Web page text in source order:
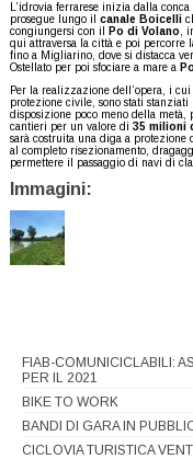
L’idrovia ferrarese inizia dalla conca
prosegue lungo il canale Boicelli
congiungersi con il
Po di Volano,
qui attraversa la città e poi percorre
fino a Migliarino, dove si distacca
Ostellato per poi sfociare a mare a
Per la realizzazione dell’opera, i
protezione civile, sono stati stanziati
disposizione poco meno della metà,
cantieri per un valore di 35 milioni
sarà costruita una diga a
al completo risezionamento,
permettere il passaggio di navi di
Immagini:
FIAB-COMUNICICLABILI:
PER IL 2021
BIKE TO WORK
BANDI DI GARA IN
CICLOVIA TURISTICA